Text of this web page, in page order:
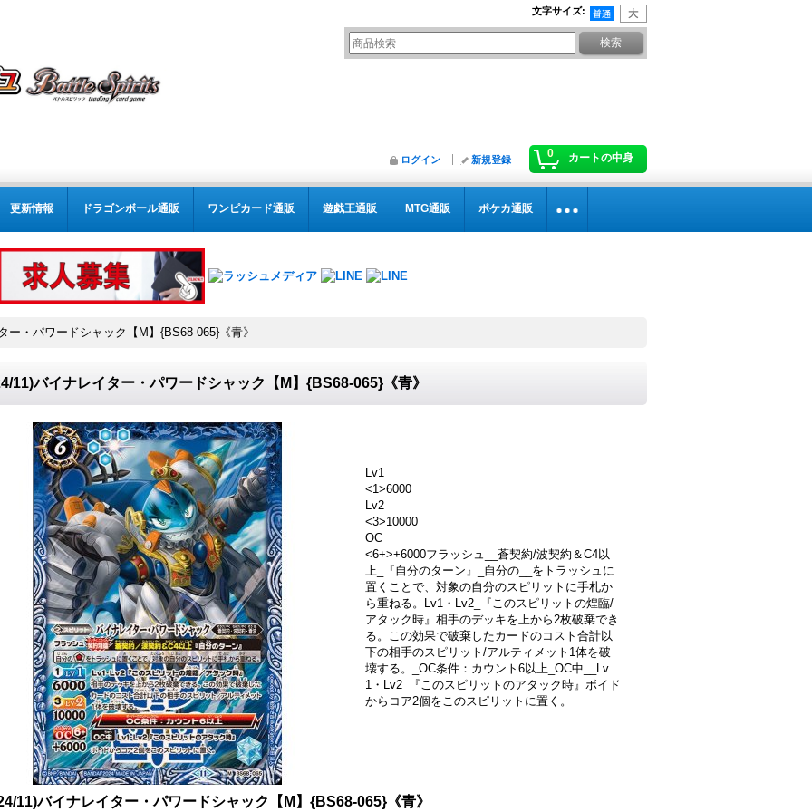
文字サイズ:
0 カートの中身
ログイン 新規登録
更新情報 ドラゴンボール通販 ワンピカード通販 遊戯王通販 MTG通販 ポケカ通販
ー・パワードシャック【M】{BS68-065}《青》
11)バイナレイター・パワードシャック【M】{BS68-065}《青》
Lv1
<1>6000
Lv2
<3>10000
OC
<6+>+6000フラッシュ__蒼契約/波契約＆C4以
上_『自分のターン』_自分の__をトラッシュに
置くことで、対象の自分のスピリットに手札か
ら重ねる。Lv1・Lv2_『このスピリットの煌臨/
アタック時』相手のデッキを上から2枚破棄でき
る。この効果で破棄したカードのコスト合計以
下の相手のスピリット/アルティメット1体を破
壊する。_OC条件：カウント6以上_OC中__Lv
1・Lv2_『このスピリットのアタック時』ボイド
からコア2個をこのスピリットに置く。
11)バイナレイター・パワードシャック【M】{BS68-065}《青》